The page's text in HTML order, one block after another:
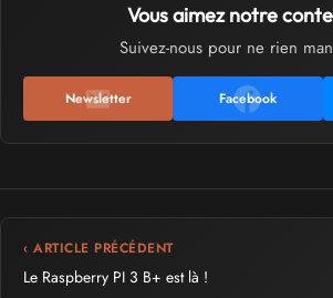
Vous aimez notre
Suivez-nous pour ne rien
Newsletter Facebook
‹ ARTICLE PRÉCÉDENT
Le Raspberry PI 3 B+ est là !